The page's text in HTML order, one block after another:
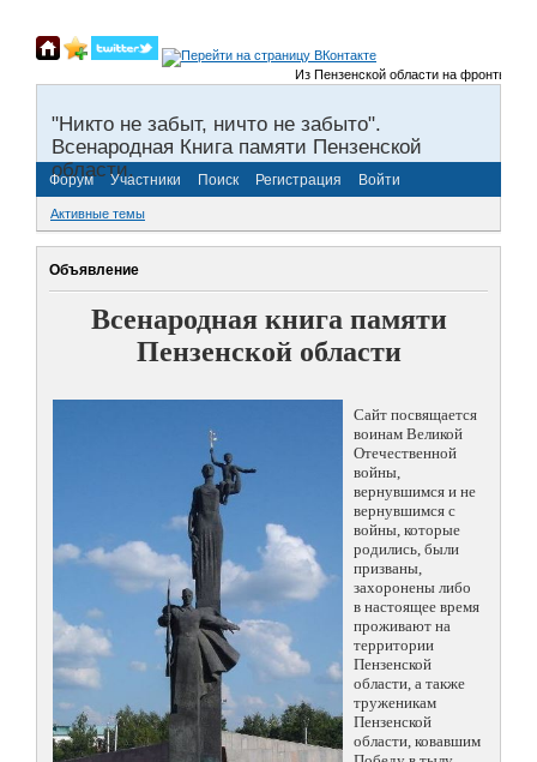
Из Пензенской области на фронты
"Никто не забыт, ничто не забыто".
Всенародная Книга памяти Пензенской
области.
Форум Участники Поиск Регистрация Войти
Активные темы
Объявление
Всенародная книга памяти
Пензенской области
Сайт посвящается
воинам Великой
Отечественной
войны,
вернувшимся и не
вернувшимся с
войны, которые
родились, были
призваны,
захоронены либо
в настоящее время
проживают на
территории
Пензенской
области, а также
труженикам
Пензенской
области, ковавшим